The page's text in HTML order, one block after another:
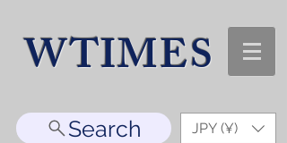
WTIMES
Search JPY (¥)